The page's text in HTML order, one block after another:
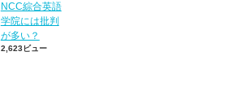
NCC綜合英語
学院には批判
が多い？
2,623ビュー